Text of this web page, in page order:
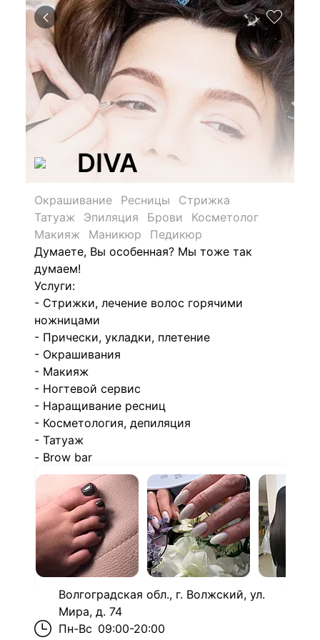
DIVA
Окрашивание Ресницы
Стрижка
Татуаж
Эпиляция Брови
Косметолог
Макияж
Маникюр
Педикюр
Думаете, Вы особенная? Мы тоже так
думаем!
Услуги:
- Стрижки, лечение волос горячими
ножницами
- Прически, укладки, плетение
- Окрашивания
- Макияж
- Ногтевой сервис
- Наращивание ресниц
- Косметология, депиляция
- Татуаж
- Brow bar
Волгоградская обл., г. Волжский, ул.
Мира, д. 74
Пн-Вс 09:00-20:00